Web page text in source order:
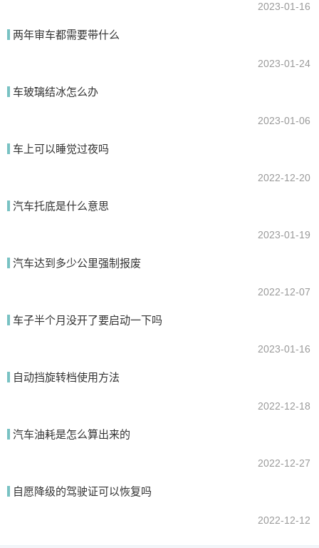
2023-01-16
两年审车都需要带什么
2023-01-24
车玻璃结冰怎么办
2023-01-06
车上可以睡觉过夜吗
2022-12-20
汽车托底是什么意思
2023-01-19
汽车达到多少公里强制报废
2022-12-07
车子半个月没开了要启动一下吗
2023-01-16
自动挡旋转档使用方法
2022-12-18
汽车油耗是怎么算出来的
2022-12-27
自愿降级的驾驶证可以恢复吗
2022-12-12